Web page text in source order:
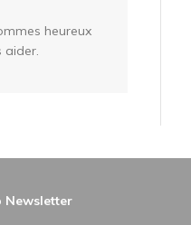
heureux
aider.
Newsletter